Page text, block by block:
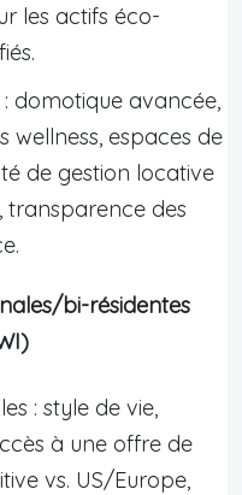
les actifs éco-
domotique avancée,
wellness, espaces de
de gestion locative
des
bi-résidentes
: style de vie,
à une offre de
vs. US/Europe,